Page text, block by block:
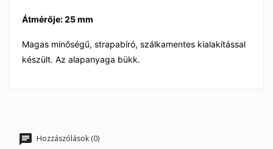
Átmérője: 25 mm
Magas minőségű, strapabíró, szálkamentes kialakítással
készült. Az alapanyaga bükk.
Hozzászólások (0)